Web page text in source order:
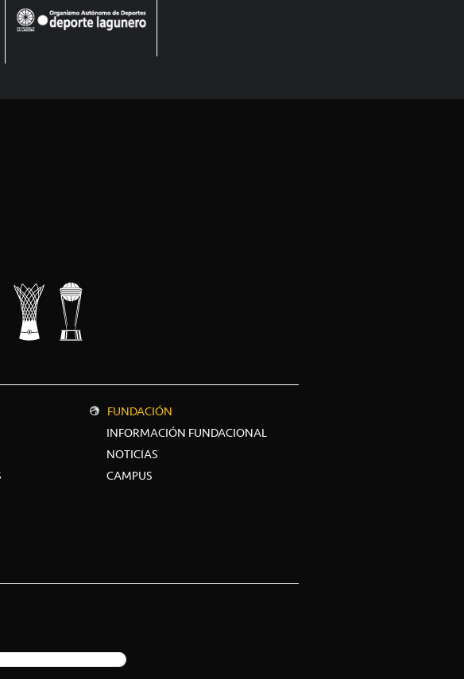
FUNDACIÓN
INFORMACIÓN FUNDACIONAL
NOTICIAS
CAMPUS